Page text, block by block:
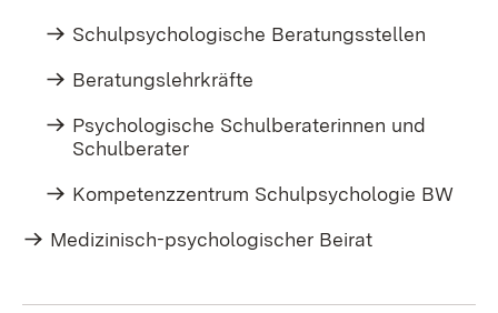
Schulpsychologische Beratungsstellen
Beratungslehrkräfte
Psychologische Schulberaterinnen und
Schulberater
Kompetenzzentrum Schulpsychologie BW
Medizinisch-psychologischer Beirat